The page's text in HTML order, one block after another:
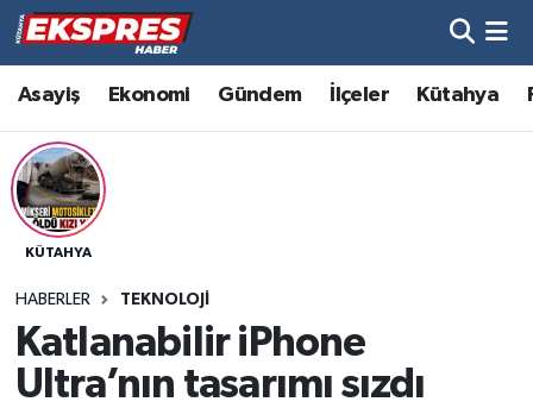
Asayiş Ekonomi Gündem İlçeler Kütahya
KÜTAHYA
HABERLER TEKNOLOJI
Katlanabilir iPhone
Ultra’nın tasarımı sızdı
Altıntaş
Asayiş
Aslanapa
Bölge
Çavdarhisar
Hava Durumu
Trafik Durumu
Süper Lig Puan Durumu ve Fikstür
Son Dakika Haberleri
Haber Arşivi